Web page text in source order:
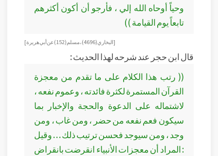
وحياً أوحاه الله إلي ، فأرجو أن أكون أكثرهم
تابعاً يوم القيامة ))
[ البخاري ( 4696 ) ، مسلم ( 152 ) عن أبي هريرة ]
قال ابن حجر عند شرحه لهذا الحديث :
(( رتب هذا الكلام على ما تقدم من معجزة
القرآن المستمرة لكثرة فائدته ، وعموم نفعه ،
لاشتماله على الدعوة والحجة والإخبار بما
سيكون فعم نفعه من حضر ، ومن غاب ، ومن
وجد ، ومن سيوجد فحسن ترتيب ذلك . . . وقيل
: المراد أن معجزات الأنبياء انقرضت بانقراض